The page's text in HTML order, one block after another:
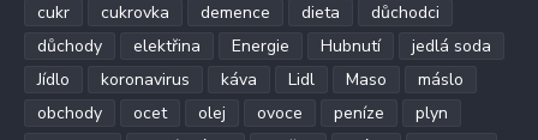
cukr
cukrovka demence dieta
důchodci
důchody
elektřina Energie Hubnutí
jedlá soda
Jídlo
koronavirus káva Lidl Maso
máslo
obchody
ocet olej ovoce peníze
plyn